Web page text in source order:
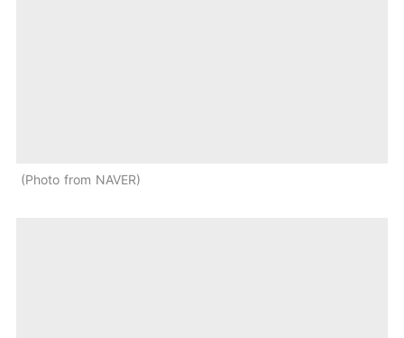
Photo from NAVER